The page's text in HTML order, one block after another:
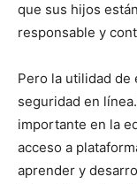
que sus hijos
responsable y
Pero la utilidad de
seguridad en
importante en la
acceso a
aprender y